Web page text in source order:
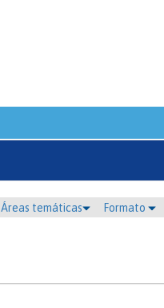
Áreas temáticas Formato